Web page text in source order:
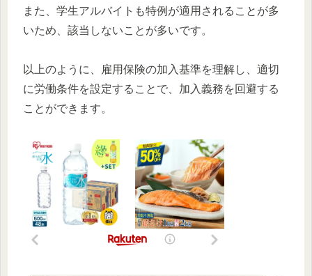
また、学生アルバイトも特例が適用されることが多
いため、該当しないことが多いです。
以上のように、雇用保険の加入基準を理解し、適切
に労働条件を設定することで、加入義務を回避する
ことができます。